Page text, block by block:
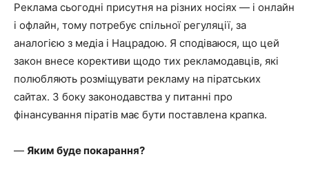
Реклама сьогодні присутня на різних носіях — і онлайн
і офлайн, тому потребує спільної регуляції, за
аналогією з медіа і Нацрадою. Я сподіваюся, що цей
закон внесе корективи щодо тих рекламодавців, які
полюбляють розміщувати рекламу на піратських
сайтах. З боку законодавства у питанні про
фінансування піратів має бути поставлена крапка.
— Яким буде покарання?